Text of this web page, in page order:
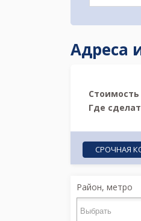
Адреса
Стоимость
Где
СРОЧНАЯ
Район, метро